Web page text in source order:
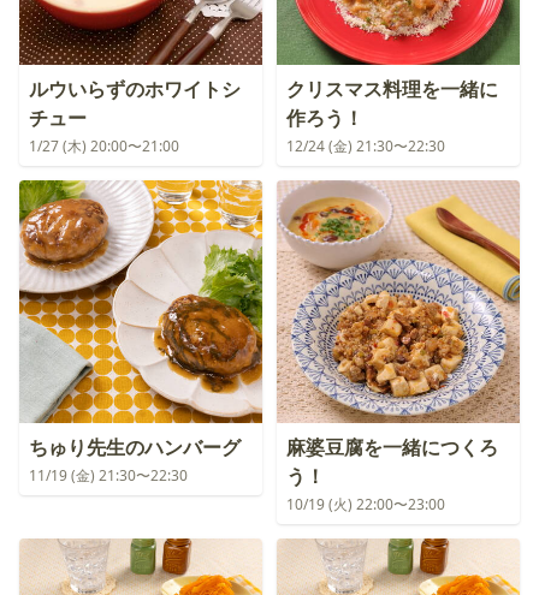
ルウいらずのホワイトシ
チュー
1/27 (木) 20:00〜21:00
クリスマス料理を一緒に
作ろう！
12/24 (金) 21:30〜22:30
ちゅり先生のハンバーグ
11/19 (金) 21:30〜22:30
麻婆豆腐を一緒につくろ
う！
10/19 (火) 22:00〜23:00